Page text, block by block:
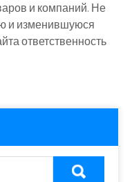
и компаний. Не
и изменившуюся
ответственность